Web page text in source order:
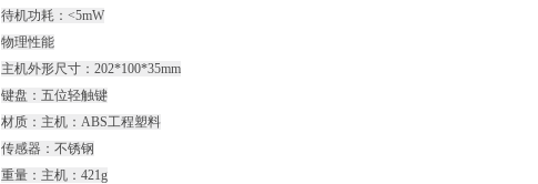
待机功耗：<5mW
物理性能
主机外形尺寸：202*100*35mm
键盘：五位轻触键
材质：主机：ABS工程塑料
传感器：不锈钢
重量：主机：421g